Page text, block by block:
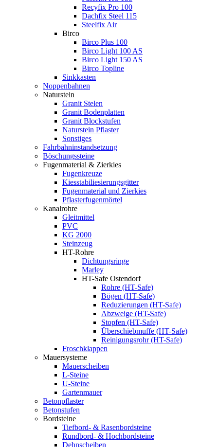
Recyfix Pro 100
Dachfix Steel 115
Steelfix Air
Birco
Birco Plus 100
Birco Light 100 AS
Birco Light 150 AS
Birco Topline
Sinkkasten
Noppenbahnen
Naturstein
Granit Stelen
Granit Bodenplatten
Granit Blockstufen
Naturstein Pflaster
Sonstiges
Fahrbahninstandsetzung
Böschungssteine
Fugenmaterial & Zierkies
Fugenkreuze
Kiesstabiliesierungsgitter
Fugenmaterial und Zierkies
Pflasterfugenmörtel
Kanalrohre
Gleitmittel
PVC
KG 2000
Steinzeug
HT-Rohre
Dichtungsringe
Marley
HT-Safe Ostendorf
Rohre (HT-Safe)
Bögen (HT-Safe)
Reduzierungen (HT-Safe)
Abzweige (HT-Safe)
Stopfen (HT-Safe)
Überschiebmuffe (HT-Safe)
Reinigungsrohr (HT-Safe)
Froschklappen
Mauersysteme
Mauerscheiben
L-Steine
U-Steine
Gartenmauer
Betonpflaster
Betonstufen
Bordsteine
Tiefbord- & Rasenbordsteine
Rundbord- & Hochbordsteine
Dehnscheiben